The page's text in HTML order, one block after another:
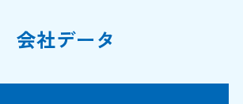
会社データ